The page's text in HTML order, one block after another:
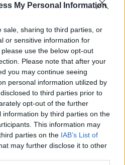
My Personal Information
sale, sharing to third parties, or
or sensitive information for
use the below opt-out
Please note that after your
you may continue seeing
personal information utilized by
to third parties prior to
opt-out of the further
by third parties on the
This information may
parties on the IAB’s List of
may further disclose it to other
(kaross eller
torsdag 23:25 iProjekt
with 427 ZL-1! 551 svar
torsdag 23:01iProjekt
57 svar
torsdag 22:10iProjekt
t1 1962
torsdag 21:09iProjekt
137 svar